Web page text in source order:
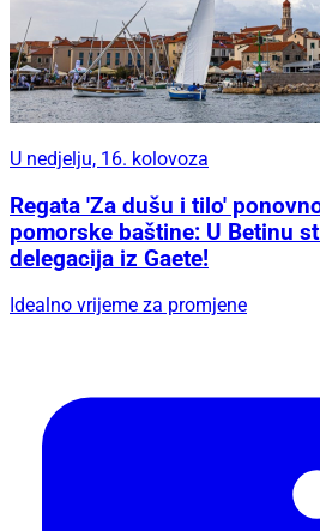
U nedjelju, 16. kolovoza
Regata 'Za dušu i tilo'
pomorske baštine: U Betinu
delegacija iz Gaete!
Idealno vrijeme za promjene